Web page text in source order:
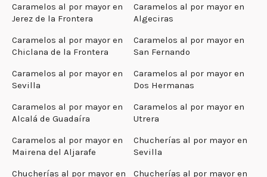
Caramelos al por mayor en
Jerez de la Frontera
Caramelos al por mayor en
Algeciras
Caramelos al por mayor en
Chiclana de la Frontera
Caramelos al por mayor en
San Fernando
Caramelos al por mayor en
Sevilla
Caramelos al por mayor en
Dos Hermanas
Caramelos al por mayor en
Alcalá de Guadaíra
Caramelos al por mayor en
Utrera
Caramelos al por mayor en
Mairena del Aljarafe
Chucherías al por mayor en
Sevilla
Chucherías al por mayor en
Chucherías al por mayor en